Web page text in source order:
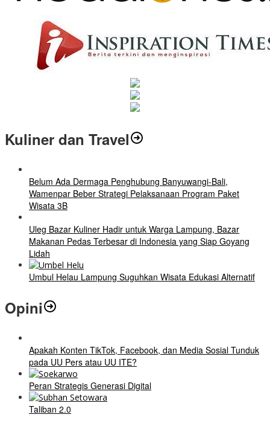
Kuliner dan Travel
Belum Ada Dermaga Penghubung Banyuwangi-Bali,
Wamenpar Beber Strategi Pelaksanaan Program Paket
Wisata 3B
Uleg Bazar Kuliner Hadir untuk Warga Lampung, Bazar
Makanan Pedas Terbesar di Indonesia yang Siap Goyang
Lidah
Umbul Helau Lampung Suguhkan Wisata Edukasi Alternatif
Opini
Apakah Konten TikTok, Facebook, dan Media Sosial Tunduk
pada UU Pers atau UU ITE?
Peran Strategis Generasi Digital
Taliban 2.0